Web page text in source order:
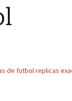
de futbol replicas